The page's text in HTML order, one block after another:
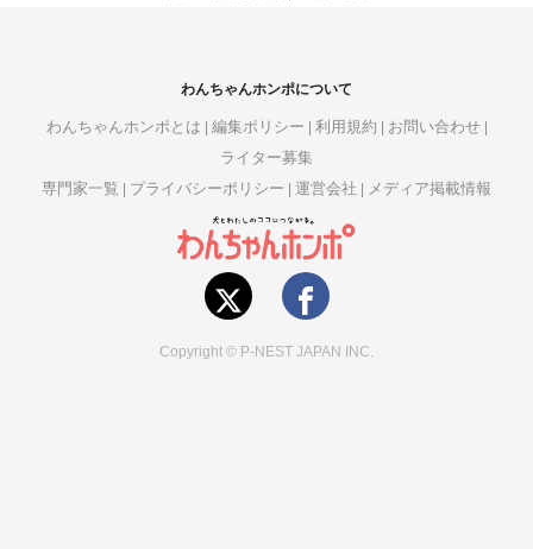
わんちゃんホンポについて
わんちゃんホンポとは 編集ポリシー 利用規約
お問い合わせ
ライター募集
専門家一覧
プライバシーポリシー 運営会社 メディア掲載情報
Copyright © P-NEST JAPAN INC.